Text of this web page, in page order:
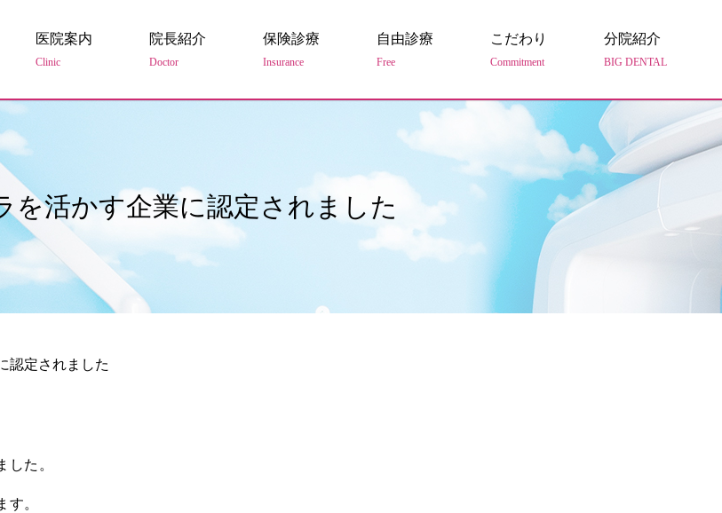
医院案内
Clinic
院長紹介
Doctor
保険診療
Insurance
自由診療
Free
こだわり
Commitment
分院紹介
BIG DENTAL
を活かす企業に認定されました
認定されました
た。
。